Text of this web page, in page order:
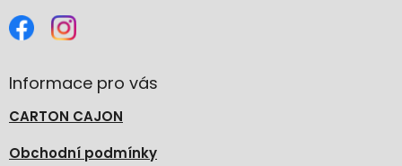
Informace pro vás
CARTON CAJON
Obchodní podmínky